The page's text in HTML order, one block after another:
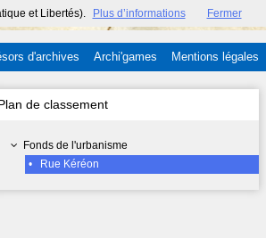
et Libertés). Plus d’informations Fermer
d'archives Archi'games Mentions légales
de classement
Fonds de l'urbanisme
•
Rue Kéréon